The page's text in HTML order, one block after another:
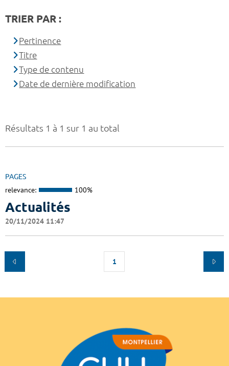
Résultats 1 à 1 sur 1 au total
PAGES
relevance: 100%
Actualités
20/11/2024 11:47
1
TRIER PAR :
Pertinence
Titre
Type de contenu
Date de dernière modification